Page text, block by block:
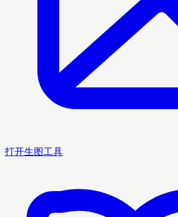
打开生图工具